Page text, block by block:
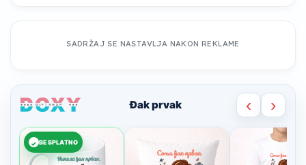
SADRŽAJ SE NASTAVLJA NAKON REKLAME